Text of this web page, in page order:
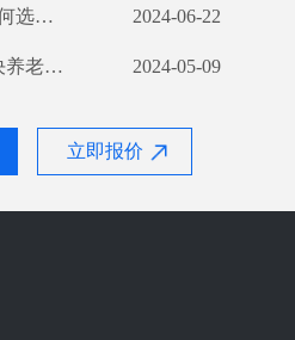
立即报价
司？ 2024-06-22
新思路 2024-05-09